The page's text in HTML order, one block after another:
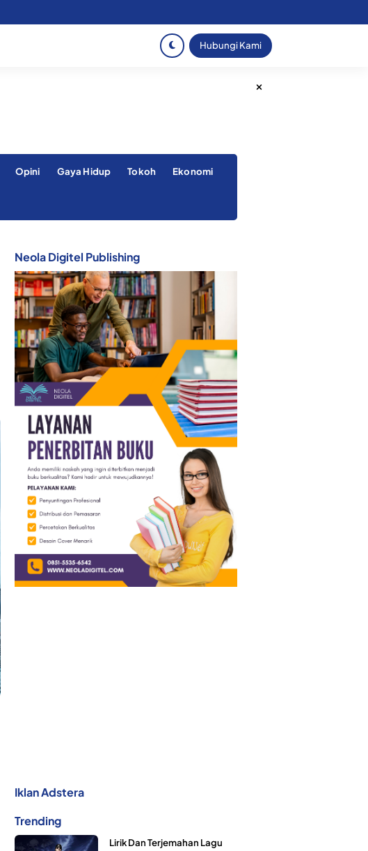
Hubungi Kami
Opini Gaya Hidup Tokoh Ekonomi
Neola Digitel Publishing
Iklan Adstera
Trending
Lirik Dan Terjemahan Lagu